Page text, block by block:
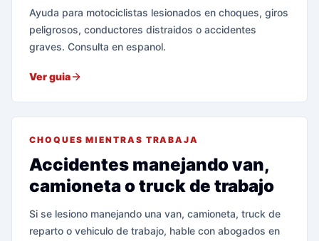
Ayuda para motociclistas lesionados en choques, giros
peligrosos, conductores distraidos o accidentes
graves. Consulta en espanol.
Ver guia
CHOQUES MIENTRAS TRABAJA
Accidentes manejando van,
camioneta o truck de trabajo
Si se lesiono manejando una van, camioneta, truck de
reparto o vehiculo de trabajo, hable con abogados en